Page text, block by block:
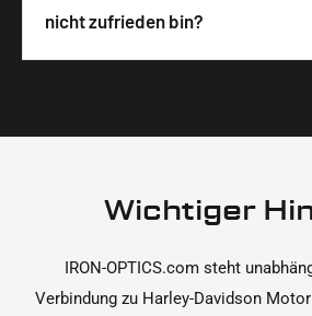
unterstützen dich dabei, die Teile
korrekt an deinem Motorrad zu
Wir legen großen Wert auf
nicht zufrieden bin?
Ja, du kannst die Teile innerhalb von
Rücksendung findest du in unseren
Wichtiger
IRON-OPTICS.com steht
Verbindung zu Harley-Davidson